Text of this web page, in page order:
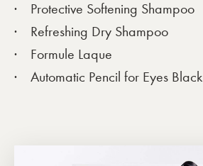
Protective Softening Shampoo
Refreshing Dry Shampoo
Formule Laque
Automatic Pencil for Eyes Black